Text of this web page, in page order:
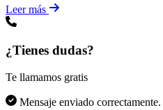
Leer más
¿Tienes dudas?
Te llamamos gratis
Mensaje enviado correctamente.